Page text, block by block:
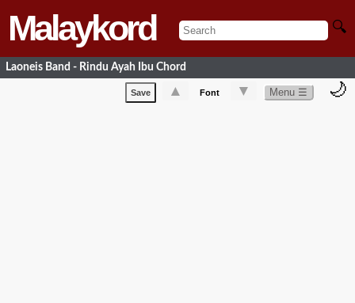
Malaykord 🔍
Laoneis Band - Rindu Ayah Ibu Chord
Save ▲ Font ▼ Menu ☰ 🌙